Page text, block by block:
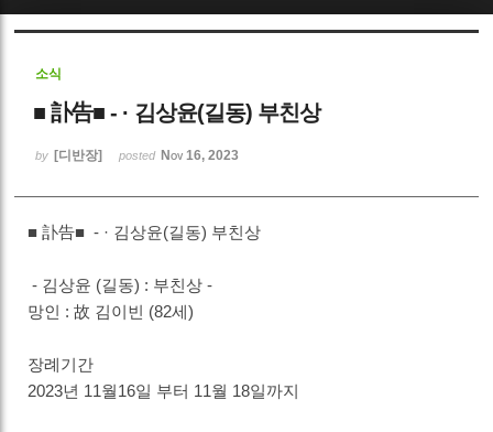
소식
■ 訃告■ - · 김상윤(길동) 부친상
by [디반장] posted Nov 16, 2023
■ 訃告■ - · 김상윤(길동) 부친상
- 김상윤 (길동) : 부친상 -
망인 : 故 김이빈 (82세)
장례기간
2023년 11월16일 부터 11월 18일까지
Sketchbook5, 스케치북5
Sketchbook5, 스케치북5